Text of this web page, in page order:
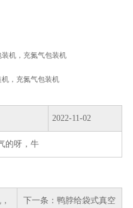
机，充氮气包装机
，充氮气包装机
2022-11-02
的呀，牛
下一条： 鸭脖给袋式真空